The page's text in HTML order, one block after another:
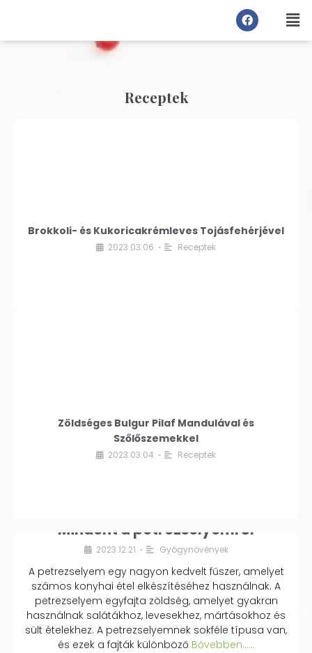
Receptek
Brokkoli- és Kukoricakrémleves Tojásfehérjével
2023.03.06. • Receptek
Zöldséges Bulgur Pilaf Mandulával és
Szőlőszemekkel
2023.03.04. • Receptek
Mindent a petrezselyemről
2023.12.21. • Gyógynövények
A petrezselyem egy nagyon kedvelt fűszer, amelyet
számos konyhai étel elkészítéséhez használnak. A
petrezselyem egyfajta zöldség, amelyet gyakran
használnak salátákhoz, levesekhez, mártásokhoz és
sült ételekhez. A petrezselyemnek sokféle típusa van,
és ezek a fajták különbözőBővebben...…